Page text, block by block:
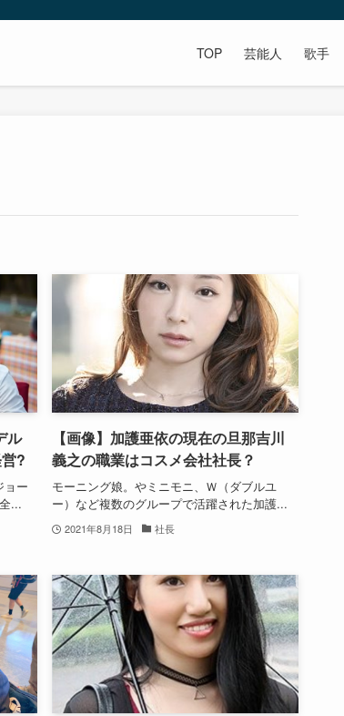
TOP 芸能人 歌手
ル
?
ョー
...
【画像】加護亜依の現在の旦那吉川
義之の職業はコスメ会社社長？
モーニング娘。やミニモニ、Ｗ（ダブルユ
ー）など複数のグループで活躍された加護...
2021年8月18日 社長